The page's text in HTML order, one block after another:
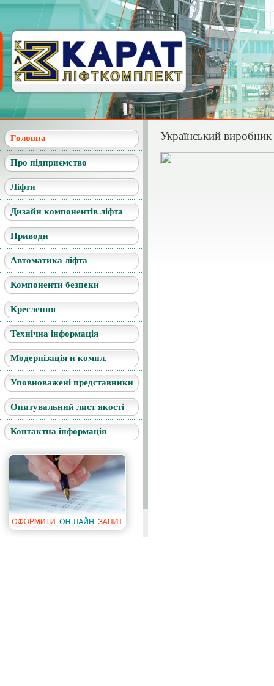
Головна
Про підприємство
Ліфти
Дизайн компонентів ліфта
Приводи
Автоматика ліфта
Компоненти безпеки
Креслення
Технічна інформація
Модернізація и компл.
Уповноважені представники
Опитувальний лист якості
Контактна інформація
Український виробник